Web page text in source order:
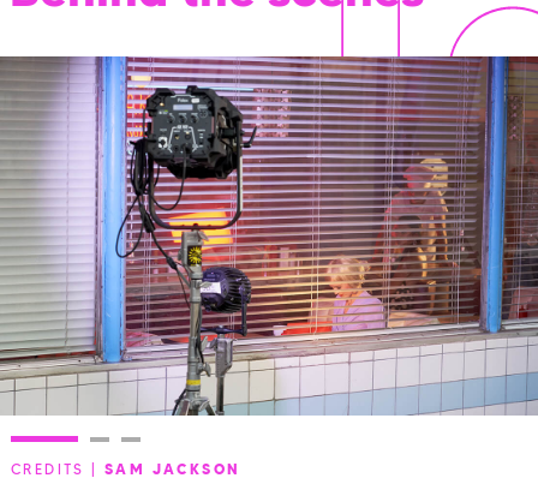
CREDITS | SAM JACKSON